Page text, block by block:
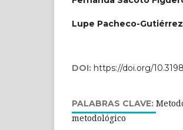
Lupe Pacheco-Gutiérrez
DOI: https://doi.org/
PALABRAS CLAVE:
metodológico